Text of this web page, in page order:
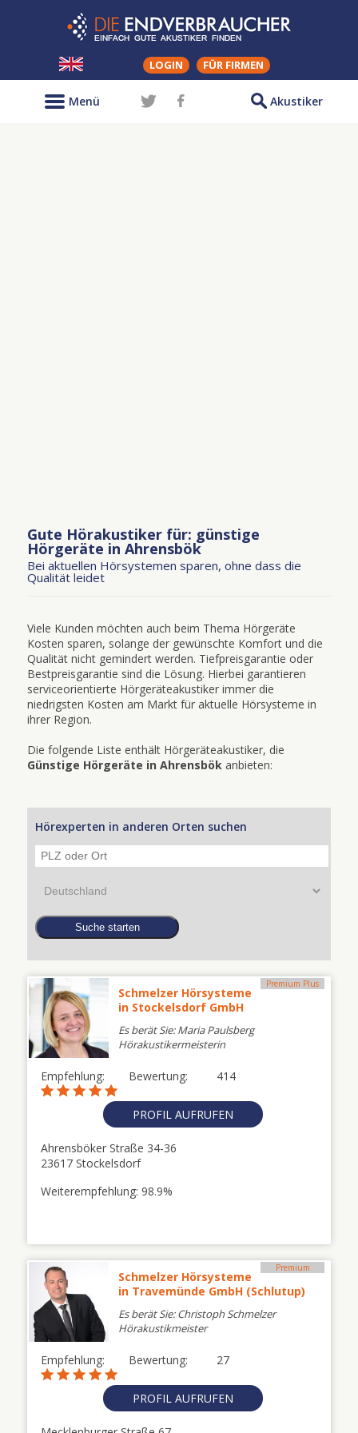
LOGIN FÜR FIRMEN
Akustiker
Menü
Gute Hörakustiker für: günstige
Hörgeräte in Ahrensbök
Bei aktuellen Hörsystemen sparen, ohne dass die
Qualität leidet
Viele Kunden möchten auch beim Thema Hörgeräte
Kosten sparen, solange der gewünschte Komfort und die
Qualität nicht gemindert werden. Tiefpreisgarantie oder
Bestpreisgarantie sind die Lösung. Hierbei garantieren
serviceorientierte Hörgeräteakustiker immer die
niedrigsten Kosten am Markt für aktuelle Hörsysteme in
ihrer Region.
Die folgende Liste enthält Hörgeräteakustiker, die
Günstige Hörgeräte in Ahrensbök anbieten:
Hörexperten in anderen Orten suchen
Premium Plus
Schmelzer Hörsysteme
in Stockelsdorf GmbH
Es berät Sie: Maria Paulsberg
Hörakustikermeisterin
Empfehlung: 414
Bewertung:
PROFIL AUFRUFEN
Ahrensböker Straße 34-36
23617 Stockelsdorf
Weiterempfehlung: 98.9%
Premium
Schmelzer Hörsysteme
in Travemünde GmbH (Schlutup)
Es berät Sie: Christoph Schmelzer
Hörakustikmeister
Empfehlung: 27
Bewertung:
PROFIL AUFRUFEN